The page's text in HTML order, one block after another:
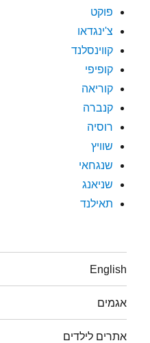
פוקט
צ'ינגדאו
קווינסלנד
קופיפי
קוריאה
קנברה
רוסיה
שוויץ
שנגחאי
שניאנג
תאילנד
English
אגמים
אתרים לילדים